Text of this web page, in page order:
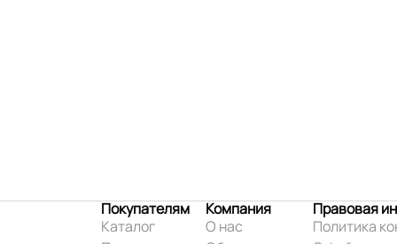
Покупателям
Каталог
Компания
О нас
Правовая
Политика